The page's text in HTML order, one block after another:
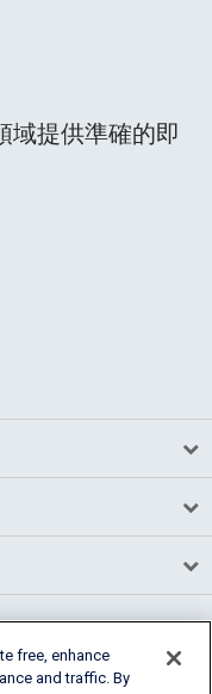
域提供準確的即
free, enhance
and traffic. By